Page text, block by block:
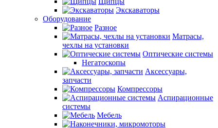
Экскаваторы
Оборудование
Разное
Матрасы,
чехлы на установки
Оптические системы
Негатоскопы
Аксессуары,
запчасти
Компрессоры
Аспирационные
системы
Мебель